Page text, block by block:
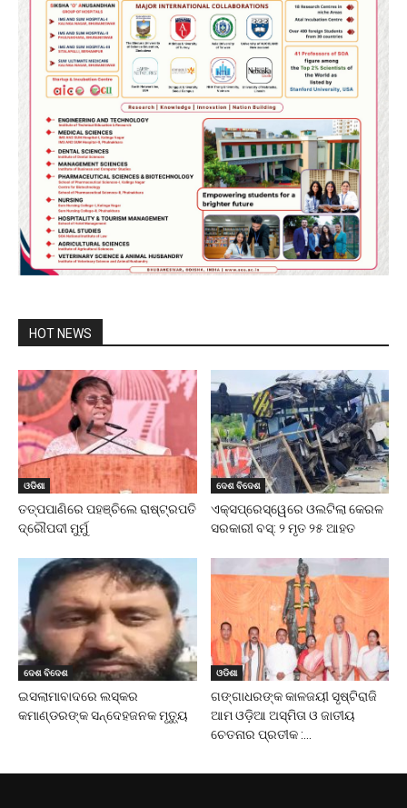
HOT NEWS
ଓଡିଶା
ତତ୍ପପାଣିରେ ପହଞ୍ଚିଲେ ରାଷ୍ଟ୍ରପତି
ଦ୍ରୌପଦୀ ମୁର୍ମୁ
ଦେଶ ବିଦେଶ
ଏକ୍ସପ୍ରେସ୍‌ୱେରେ ଓଲଟିଲା କେରଳ
ସରକାରୀ ବସ୍‌: ୨ ମୃତ ୨୫ ଆହତ
ଦେଶ ବିଦେଶ
ଇସଲାମାବାଦରେ ଲସ୍କର
କମାଣ୍ଡରଙ୍କ ସନ୍ଦେହଜନକ ମୃତ୍ୟୁ
ଓଡିଶା
ଗଙ୍ଗାଧରଙ୍କ କାଳଜୟୀ ସୃଷ୍ଟିରାଜି
ଆମ ଓଡ଼ିଆ ଅସ୍ମିତା ଓ ଜାତୀୟ
ଚେତନାର ପ୍ରତୀକ :...